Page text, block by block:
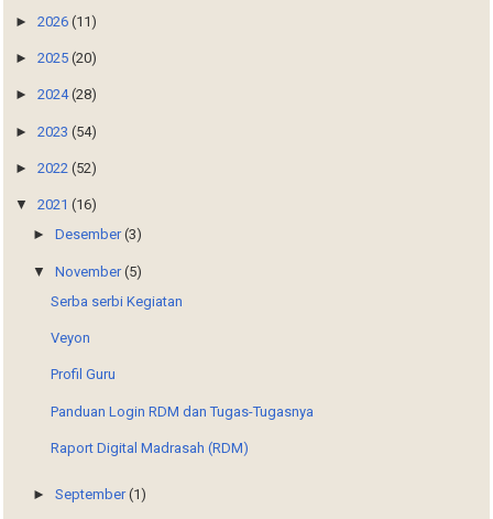
►2026(11)
►2025(20)
►2024(28)
►2023(54)
►2022(52)
▼2021(16)
►Desember(3)
▼November(5)
Serba serbi Kegiatan
Veyon
Profil Guru
Panduan Login RDM dan Tugas-Tugasnya
Raport Digital Madrasah (RDM)
►September(1)